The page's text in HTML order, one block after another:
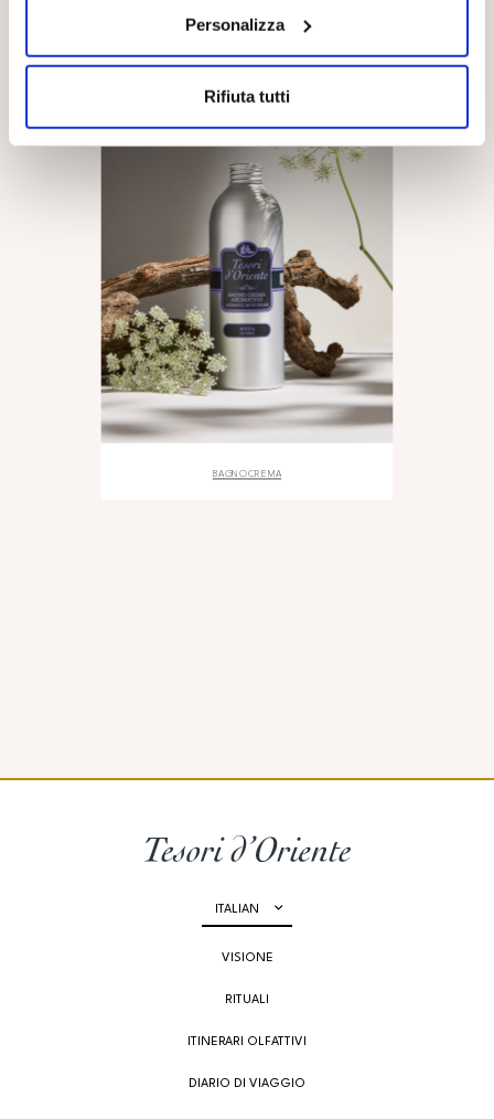
Personalizza
Rifiuta tutti
BAGNO CREMA
ITALIAN
VISIONE
RITUALI
ITINERARI OLFATTIVI
DIARIO DI VIAGGIO